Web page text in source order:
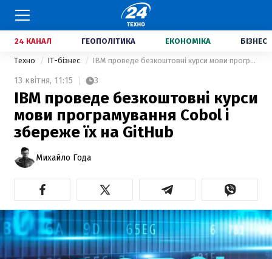
24 КАНАЛ ГЕОПОЛІТИКА ЕКОНОМІКА БІЗНЕС
Техно IT-бізнес IBM проведе безкоштовні курси мови програмування Cobol і збереже їх на GitHub
13 квітня, 11:15 3
IBM проведе безкоштовні курси
мови програмування Cobol і
збереже їх на GitHub
Михайло Года